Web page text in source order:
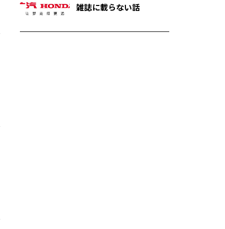
雑誌に載らない話